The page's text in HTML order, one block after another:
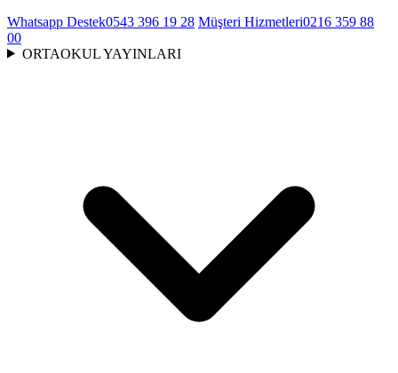
Whatsapp Destek0543 396 19 28 Müşteri Hizmetleri0216 359 88
00
ORTAOKUL YAYINLARI